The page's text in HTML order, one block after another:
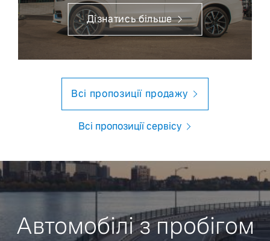
Дізнатись більше
Всі пропозиції продажу
Всі пропозиції сервісу
Автомобілі з пробігом